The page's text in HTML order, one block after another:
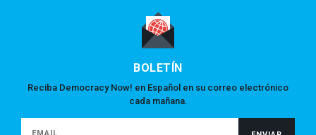
BOLETÍN
Reciba Democracy Now! en Español en su correo electrónico
cada mañana.